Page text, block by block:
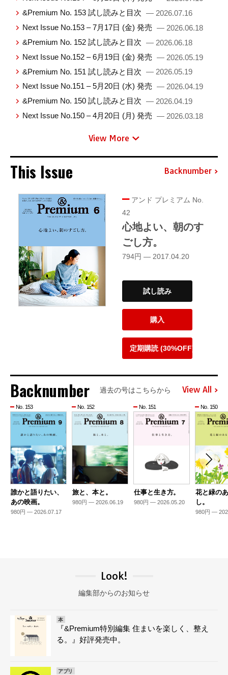
&Premium No. 153 試し読みと目次 — 2026.07.16
Next Issue No.153 – 7月17日 (金) 発売 — 2026.06.18
&Premium No. 152 試し読みと目次 — 2026.06.18
Next Issue No.152 – 6月19日 (金) 発売 — 2026.05.19
&Premium No. 151 試し読みと目次 — 2026.05.19
Next Issue No.151 – 5月20日 (水) 発売 — 2026.04.19
&Premium No. 150 試し読みと目次 — 2026.04.19
Next Issue No.150 – 4月20日 (月) 発売 — 2026.03.18
View More
This Issue Backnumber
アンド プレミアム No.
42
心地よい、朝のす
ごし方。
794円 — 2017.04.20
試し読み
購入
定期購読 (30%OFF)
Backnumber 過去の号はこちらから View All
No. 153
誰かと語りたい、
あの映画。
980円 — 2026.07.17
No. 152
旅と、本と。
980円 — 2026.06.19
No. 151
仕事と生き方。
980円 — 2026.05.20
No. 150
花と緑の
し。
980円 —
Look!
編集部からのお知らせ
本
『&Premium特別編集 住まいを楽しく、整え
る。』好評発売中。
アプリ